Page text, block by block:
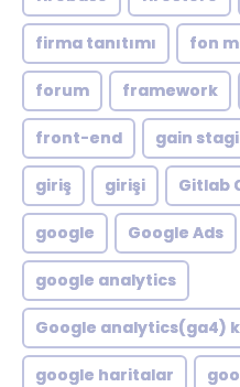
firma tanıtımı fon
forum framework
front-end gain
giriş girişi Gitlab
google Google Ads
google analytics
Google analytics(ga4)
google haritalar